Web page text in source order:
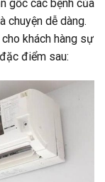
gốc các bệnh của
chuyện dễ dàng.
khách hàng sự
điểm sau: